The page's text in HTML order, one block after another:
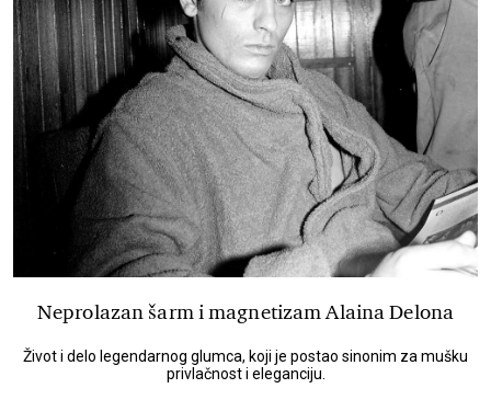
Neprolazan šarm i magnetizam Alaina Delona
Život i delo legendarnog glumca, koji je postao sinonim za mušku
privlačnost i eleganciju.